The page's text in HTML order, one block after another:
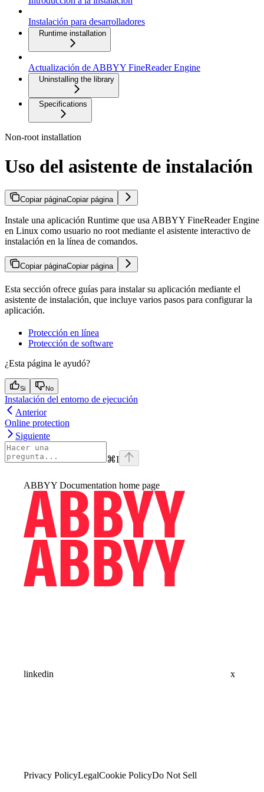
Instalación para desarrolladores
Runtime installation
Actualización de ABBYY FineReader Engine
Uninstalling the library
Specifications
Non-root installation
Uso del asistente de instalación
Copiar páginaCopiar página
Instale una aplicación Runtime que usa ABBYY FineReader Engine
en Linux como usuario no root mediante el asistente interactivo de
instalación en la línea de comandos.
Copiar páginaCopiar página
Esta sección ofrece guías para instalar su aplicación mediante el
asistente de instalación, que incluye varios pasos para configurar la
aplicación.
Protección en línea
Protección de software
¿Esta página le ayudó?
Si No
Instalación del entorno de ejecución
Anterior
Online protection
Siguiente
⌘I
ABBYY Documentation home page
linkedin x
Privacy PolicyLegalCookie PolicyDo Not Sell